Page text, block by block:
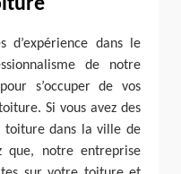
d’expérience dans le
de notre
s’occuper de vos
Si vous avez des
toiture dans la ville de
que, notre entreprise